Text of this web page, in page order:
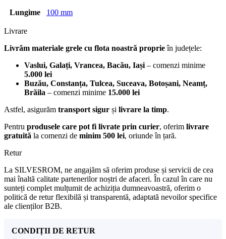
Lungime 100 mm
Livrare
Livrăm materiale grele cu flota noastră proprieîn județele:
Vaslui, Galați, Vrancea, Bacău, Iași– comenzi minime
5.000 lei
Buzău, Constanța, Tulcea, Suceava, Botoșani, Neamț,
Brăila – comenzi minime 15.000 lei
Astfel, asigurăm transport sigur și livrare la timp.
Pentru produsele care pot fi livrate prin curier, oferim livrare
gratuită la comenzi de minim 500 lei, oriunde în țară.
Retur
La SILVESROM, ne angajăm să oferim produse și servicii de cea
mai înaltă calitate partenerilor noștri de afaceri. În cazul în care nu
sunteți complet mulțumit de achiziția dumneavoastră, oferim o
politică de retur flexibilă și transparentă, adaptată nevoilor specifice
ale clienților B2B.
CONDIȚII DE RETUR